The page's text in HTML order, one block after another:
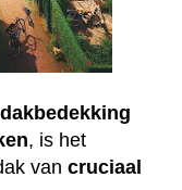
dakbedekking
, is het
van cruciaal